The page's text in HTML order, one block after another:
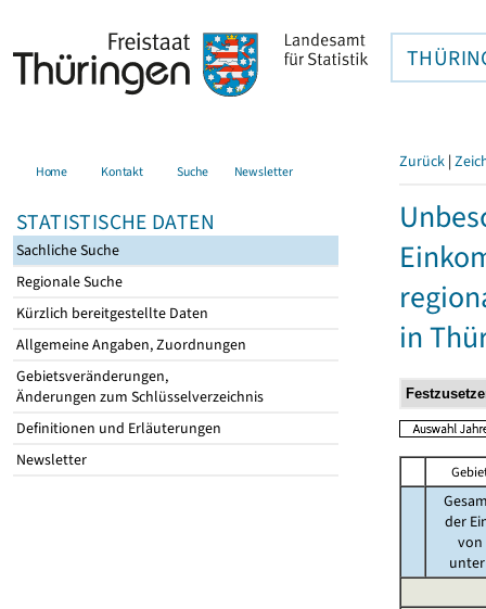
Home Kontakt Suche Newsletter
STATISTISCHE DATEN
Sachliche Suche
Regionale Suche
Kürzlich bereitgestellte Daten
Allgemeine Angaben, Zuordnungen
Gebietsveränderungen,
Änderungen zum Schlüsselverzeichnis
Definitionen und Erläuterungen
Newsletter
Zurück |
in
der
von
unter